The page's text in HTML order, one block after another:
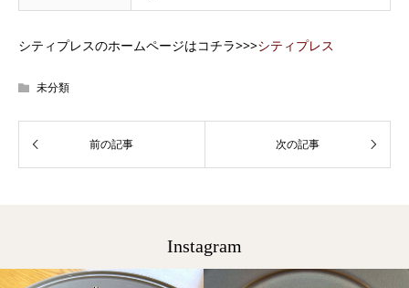
シティプレスのホームページはコチラ>>>シティプレス
未分類
Instagram